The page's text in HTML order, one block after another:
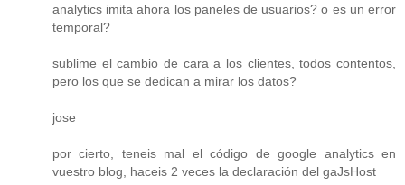
analytics imita ahora los paneles de usuarios? o es un error
temporal?
sublime el cambio de cara a los clientes, todos contentos,
pero los que se dedican a mirar los datos?
jose
por cierto, teneis mal el código de google analytics en
vuestro blog, haceis 2 veces la declaración del gaJsHost